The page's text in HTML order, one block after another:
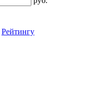
Рейтингу